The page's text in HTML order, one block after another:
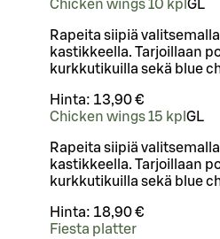
Chicken wings 10 kpl GL
Rapeita siipiä
kastikkeella. Tarjoillaan
kurkkutikuilla sekä blue
Hinta: 13,90 €
Chicken wings 15 kpl GL
Rapeita siipiä
kastikkeella. Tarjoillaan
kurkkutikuilla sekä blue
Hinta: 18,90 €
Fiesta platter